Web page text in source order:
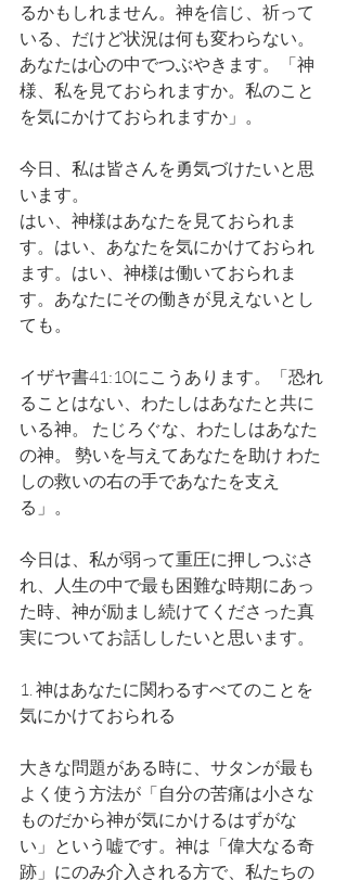
るかもしれません。神を信じ、祈って
いる、だけど状況は何も変わらない。
あなたは心の中でつぶやきます。「神
様、私を見ておられますか。私のこと
を気にかけておられますか」。
今日、私は皆さんを勇気づけたいと思
います。
はい、神様はあなたを見ておられま
す。はい、あなたを気にかけておられ
ます。はい、神様は働いておられま
す。あなたにその働きが見えないとし
ても。
イザヤ書41:10にこうあります。「恐れ
ることはない、わたしはあなたと共に
いる神。 たじろぐな、わたしはあなた
の神。 勢いを与えてあなたを助け わた
しの救いの右の手であなたを支え
る」。
今日は、私が弱って重圧に押しつぶさ
れ、人生の中で最も困難な時期にあっ
た時、神が励まし続けてくださった真
実についてお話ししたいと思います。
1. 神はあなたに関わるすべてのことを
気にかけておられる
大きな問題がある時に、サタンが最も
よく使う方法が「自分の苦痛は小さな
ものだから神が気にかけるはずがな
い」という嘘です。神は「偉大なる奇
跡」にのみ介入される方で、私たちの